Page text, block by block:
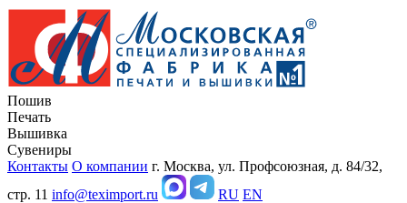
Пошив
Печать
Вышивка
Сувениры
Контакты О компании г. Москва, ул. Профсоюзная, д. 84/32,
стр. 11 info@teximport.ru RU EN